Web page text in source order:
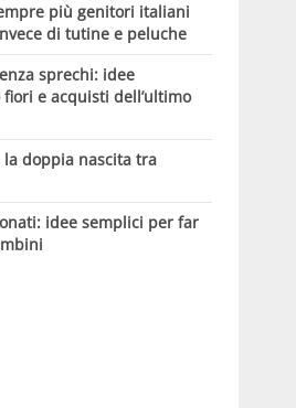
più genitori italiani
di tutine e peluche
sprechi: idee
e acquisti dell’ultimo
doppia nascita tra
idee semplici per far